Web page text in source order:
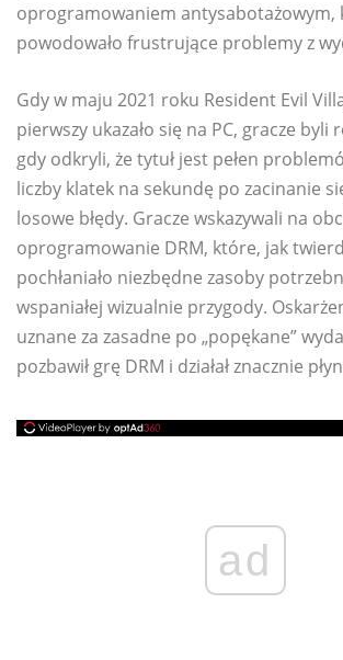
oprogramowaniem
powodowało frustrujące problemy z
Gdy w maju 2021 roku Resident Evil
pierwszy ukazało się na PC, gracze byli
gdy odkryli, że tytuł jest pełen
liczby klatek na sekundę po zacinanie
losowe błędy. Gracze wskazywali na
oprogramowanie DRM, które, jak
pochłaniało niezbędne zasoby
wspaniałej wizualnie przygody.
uznane za zasadne po „popękane”
pozbawił grę DRM i działał znacznie
ad